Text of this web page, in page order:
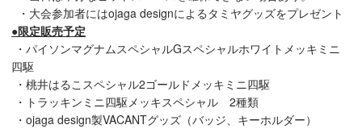
・大会参加者にはojaga designによるタミヤグッズをプレゼント
●限定販売予定
・パイソンマグナムスペシャルGスペシャルホワイトメッキミニ
四駆
・桃井はるこスペシャル2ゴールドメッキミニ四駆
・トラッキンミニ四駆メッキスペシャル 2種類
・ojaga design製VACANTグッズ（バッジ、キーホルダー）